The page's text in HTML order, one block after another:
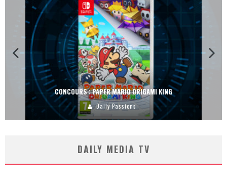
CONCOURS : PAPER MARIO ORIGAMI KING
Daily Passions
DAILY MEDIA TV